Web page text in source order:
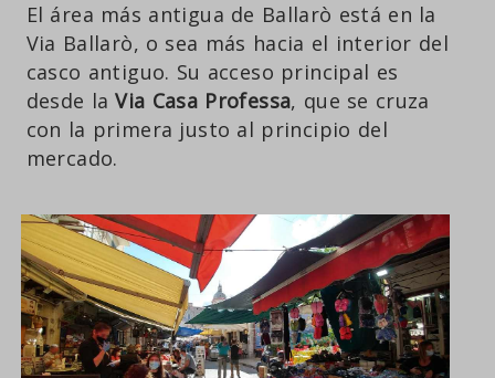
El área más antigua de Ballarò está en la
Via Ballarò, o sea más hacia el interior del
casco antiguo. Su acceso principal es
desde laVia Casa Professa, que se cruza
con la primera justo al principio del
mercado.